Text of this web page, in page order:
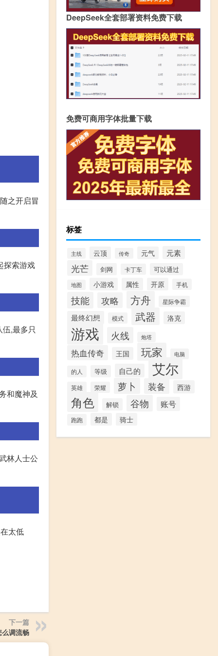
之开启冒
探索游戏
,最多只
和魔神及
林人士公
太低
下一篇
调流畅
DeepSeek全套部署资料免费下载
免费可商用字体批量下载
标签
主线 云顶 传奇 元气 元素
光芒 剑网 卡丁车 可以通过
地图 小游戏 属性 开原 手机
技能 攻略 方舟 星际争霸
最终幻想 模式 武器 洛克
游戏 火线 炮塔
热血传奇 王国 玩家 电脑
的人 等级 自己的 艾尔
英雄 荣耀 萝卜 装备 西游
角色 解锁 谷物 账号
跑跑 都是 骑士